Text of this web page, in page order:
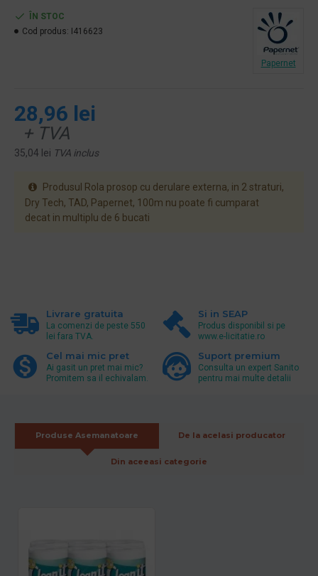
28,96 lei
+ TVA
35,04 lei TVA inclus
ÎN STOC
Cod produs: I416623
Papernet
Produsul Rola prosop cu derulare externa, in 2 straturi,
Dry Tech, TAD, Papernet, 100m nu poate fi cumparat
decat in multiplu de 6 bucati
Livrare gratuita
La comenzi de peste 550
lei fara TVA.
Si in SEAP
Produs disponibil si pe
www.e-licitatie.ro
Cel mai mic pret
Ai gasit un pret mai mic?
Promitem sa il echivalam.
Suport premium
Consulta un expert Sanito
pentru mai multe detalii
Produse Asemanatoare De la acelasi producator
Din aceeasi categorie